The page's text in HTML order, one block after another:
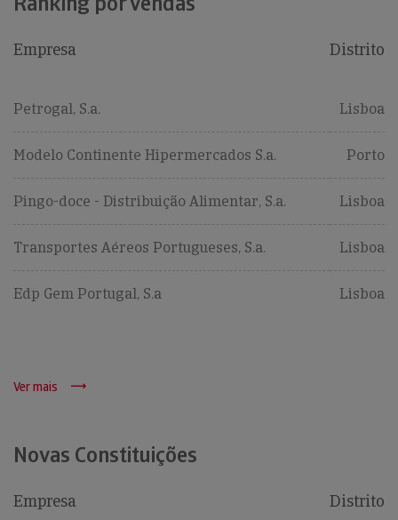
Empresa Distrito
Petrogal, S.a. Lisboa
Modelo Continente Hipermercados S.a. Porto
Pingo-doce - Distribuição Alimentar, S.a. Lisboa
Transportes Aéreos Portugueses, S.a. Lisboa
Edp Gem Portugal, S.a Lisboa
Ver mais
Novas Constituições
Empresa Distrito